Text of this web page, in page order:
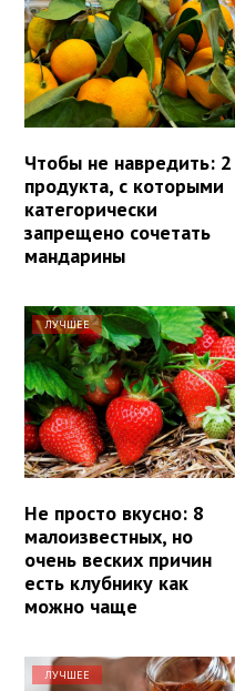
Чтобы не навредить: 2
продукта, с которыми
категорически
запрещено сочетать
мандарины
ЛУЧШЕЕ
Не просто вкусно: 8
малоизвестных, но
очень веских причин
есть клубнику как
можно чаще
ЛУЧШЕЕ